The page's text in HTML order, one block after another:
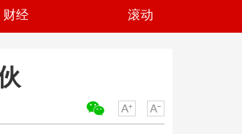
财经 滚动